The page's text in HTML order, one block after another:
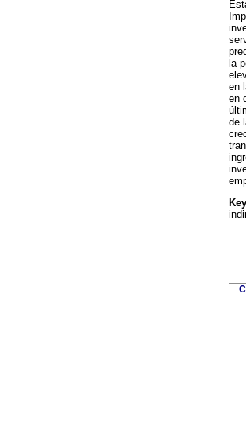
la
en
en
de